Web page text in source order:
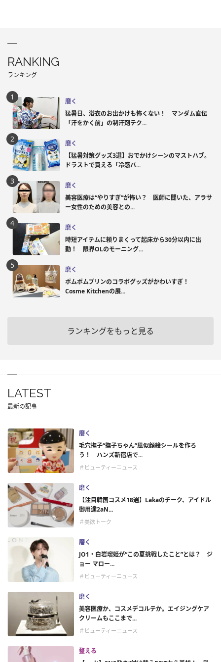
RANKING
ランキング
磨く
猛暑日、浴衣のお出かけも怖くない！ マンダム直伝
「汗をかく前」の制汗剤テク...
磨く
【猛暑対策グッズ3選】おでかけシーンのマストハブ。
ドラストで買える「冷感パ...
磨く
美容医療は“やりすぎ”が怖い？ 医師に聞いた、アラサ
ー女性のための美容との...
磨く
時短アイテムに頼りまくって起床から30分以内に出
勤！ 限界OLのモーニング...
磨く
ポムポムプリンのコラボグッズがかわいすぎ！
Cosme Kitchenの展...
ランキングをもっと見る
LATEST
最新の記事
磨く
毛穴撫子“撫子ちゃん”風似顔絵シールを作ろ
う！ ハンズ新宿店で...
＃ビューティーニュース
磨く
【注目韓国コスメ18選】Lakaのチーク、アイドル
御用達2aN...
＃美欲トーク
磨く
JO1・白岩瑠姫が“この夏挑戦したこと”とは？ ジ
ョー マロー...
＃ビューティーニュース
磨く
美容医療か、コスメデコルテか。エイジングケア
クリームもここまで...
＃ビューティーニュース
整える